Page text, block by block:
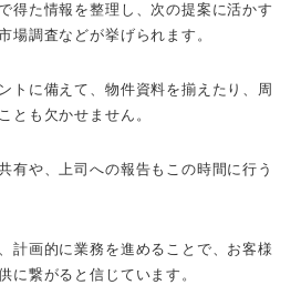
得た情報を整理し、次の提案に活かす
場調査などが挙げられます。
トに備えて、物件資料を揃えたり、周
とも欠かせません。
有や、上司への報告もこの時間に行う
計画的に業務を進めることで、お客様
に繋がると信じています。